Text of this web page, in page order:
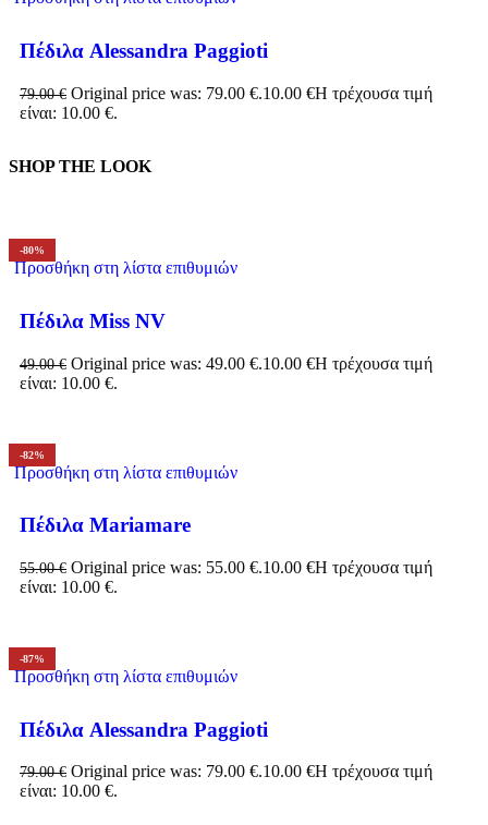
Πέδιλα Alessandra Paggioti
79.00€ Original price was: 79.00 €.10.00 €Η τρέχουσα τιμή
είναι: 10.00 €.
SHOP THE LOOK
-80%
Προσθήκη στη λίστα επιθυμιών
Πέδιλα Miss NV
49.00€ Original price was: 49.00 €.10.00 €Η τρέχουσα τιμή
είναι: 10.00 €.
-82%
Προσθήκη στη λίστα επιθυμιών
Πέδιλα Mariamare
55.00€ Original price was: 55.00 €.10.00 €Η τρέχουσα τιμή
είναι: 10.00 €.
-87%
Προσθήκη στη λίστα επιθυμιών
Πέδιλα Alessandra Paggioti
79.00€ Original price was: 79.00 €.10.00 €Η τρέχουσα τιμή
είναι: 10.00 €.